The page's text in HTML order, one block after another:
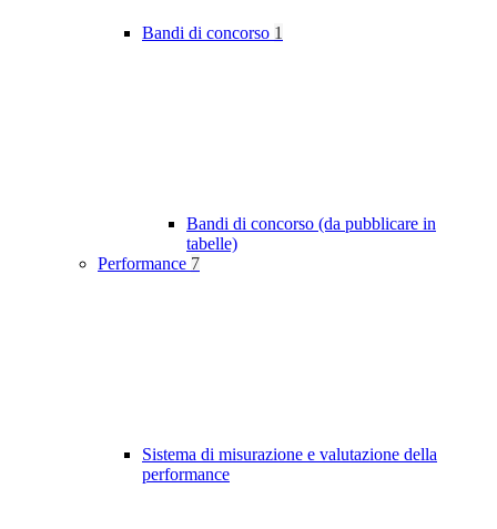
Bandi di concorso 1
Bandi di concorso (da pubblicare in
tabelle)
Performance 7
Sistema di misurazione e valutazione della
performance